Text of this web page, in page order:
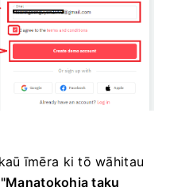
īmēra ki tō wāhitau
"Manatokohia taku